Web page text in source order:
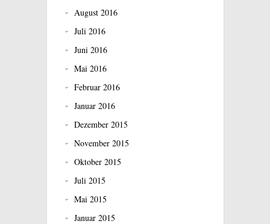
August 2016
Juli 2016
Juni 2016
Mai 2016
Februar 2016
Januar 2016
Dezember 2015
November 2015
Oktober 2015
Juli 2015
Mai 2015
Januar 2015